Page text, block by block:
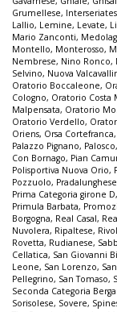
Grumellese,
Lallio, Lemine, Levate,
Mario Zanconti,
Montello, Monterosso,
Nembrese, Nino Ronco,
Selvino, Nuova
Oratorio Boccaleone,
Cologno, Oratorio Costa
Malpensata, Oratorio
Oratorio Verdello,
Oriens, Orsa Cortefranca,
Palazzo Pignano, Palosco,
Con Bornago, Pian
Polisportiva Nuova Orio,
Pozzuolo, Pradalunghese
Prima Categoria girone D,
Primula Barbata,
Borgogna, Real Casal,
Nuvolera, Ripaltese,
Rovetta, Rudianese,
Cellatica, San Giovanni
Leone, San Lorenzo,
Pellegrino, San Tomaso,
Seconda Categoria
Sorisolese, Sovere,